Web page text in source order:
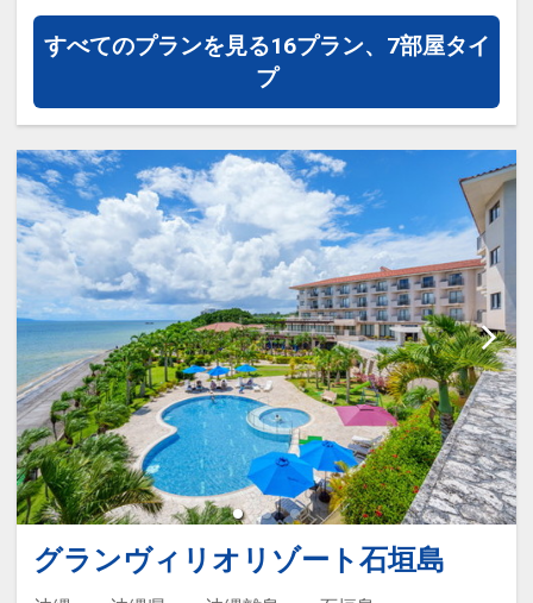
キチェアに寝そべってトロピカルカクテ
ルを片手にリラックスタイム。
営業期間 通年（予定）
営業時間
[3月1日～11月15日] 9:00～20:00
[7月1日～10月31日] ナイトプール 20:00
～23:00
※20:00以降の遊泳は20歳以上に限らせ
ていただきます。
※ナイトプールはTHE STAR BAR側の２
面での営業とさせていただきます。
[11月16日～2月末]9:00～18:00営業時間
予定
★インドアプール
ウォータースライダー、深さ30cm・
60cmのお子様用エリアを備えたインド
アプール。
お天気に左右されず、気温・水温とも
※営業時間や内容は予告なく変更となる
場合があります。
スプラッシュパーク（キッズ向け水遊び
エリア）のご案内
★スプラッシュパーク
石垣島最大級のウォータースライダー
や、キッズの好奇心をくすぐる仕掛け満
載の水遊びエリア。
営業期間 2026年3月1日～11月15日
営業時間【スプラッシュパーク】9:00～
18:00（7～8月：～19:00）
【キッズプール】9:00～20:00
※営業時間や内容は予告なく変更となる
場合があります。
すべてのプランを見る16プラン、7部屋タイ
プ
グランヴィリオリゾート石垣島